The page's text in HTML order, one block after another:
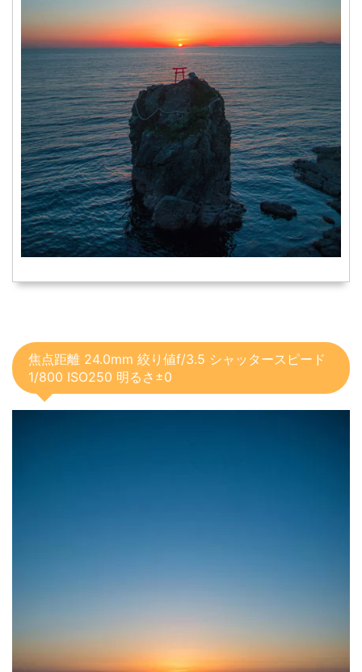
焦点距離 24.0mm 絞り値f/3.5 シャッタースピード
1/800 ISO250 明るさ±0